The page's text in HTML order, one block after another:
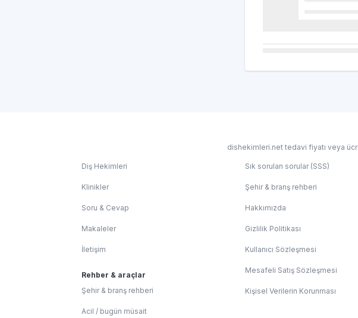
dishekimleri.net tedavi fiyatı veya
Diş Hekimleri
Klinikler
Soru & Cevap
Makaleler
İletişim
Rehber & araçlar
Şehir & branş rehberi
Acil / bugün müsait
Sık sorulan sorular (SSS)
Şehir & branş rehberi
Hakkımızda
Gizlilik Politikası
Kullanıcı Sözleşmesi
Mesafeli Satış Sözleşmesi
Kişisel Verilerin Korunması